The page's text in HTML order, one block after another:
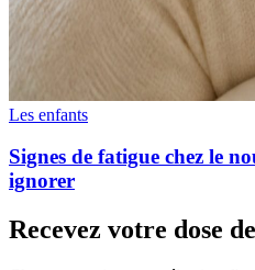
Les enfants
Signes de fatigue chez le
ignorer
Recevez votre dose